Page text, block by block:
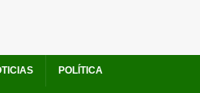
POLÍTICA